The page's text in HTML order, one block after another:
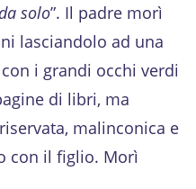
solo”. Il padre morì
lasciandolo ad una
i grandi occhi verdi
di libri, ma
malinconica e
con il figlio. Morì